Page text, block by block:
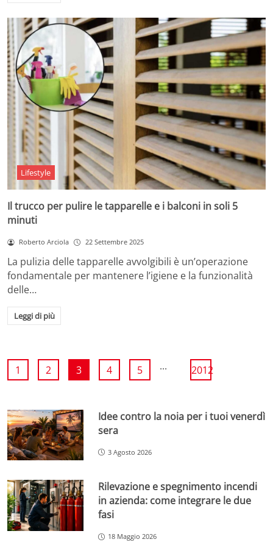
Lifestyle
Il trucco per pulire le tapparelle e i balconi in soli 5
minuti
Roberto Arciola 22 Settembre 2025
La pulizia delle tapparelle avvolgibili è un’operazione
fondamentale per mantenere l’igiene e la funzionalità
delle…
Leggi di più
1 2 3 4 5 ... 2012
Idee contro la noia per i tuoi venerdì
sera
3 Agosto 2026
Rilevazione e spegnimento incendi
in azienda: come integrare le due
fasi
18 Maggio 2026